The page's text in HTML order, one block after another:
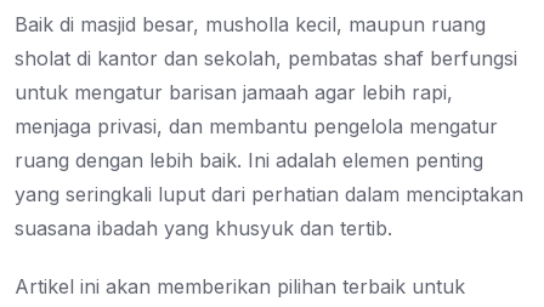
Baik di masjid besar, musholla kecil, maupun ruang
sholat di kantor dan sekolah, pembatas shaf berfungsi
untuk mengatur barisan jamaah agar lebih rapi,
menjaga privasi, dan membantu pengelola mengatur
ruang dengan lebih baik. Ini adalah elemen penting
yang seringkali luput dari perhatian dalam menciptakan
suasana ibadah yang khusyuk dan tertib.
Artikel ini akan memberikan pilihan terbaik untuk